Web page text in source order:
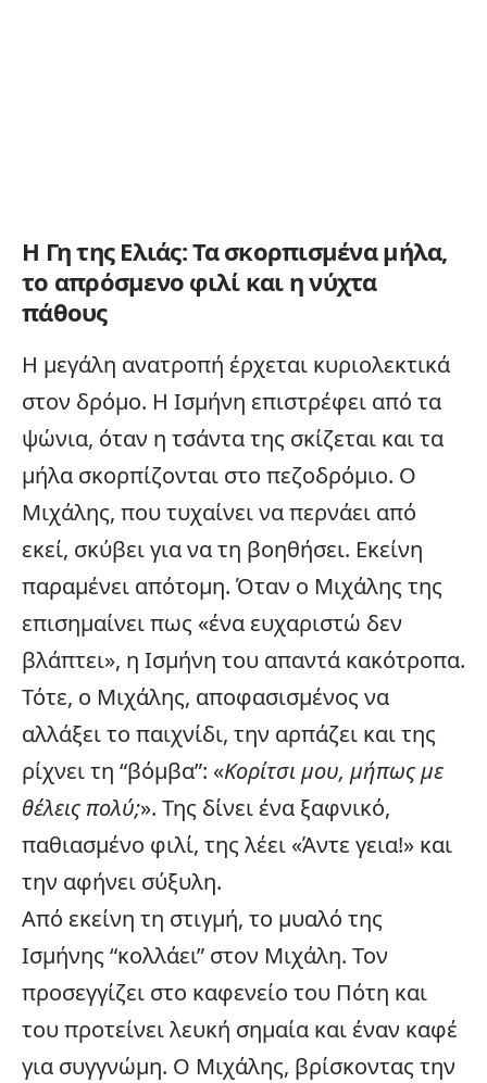
Η Γη της Ελιάς: Τα σκορπισμένα μήλα,
το απρόσμενο φιλί και η νύχτα
πάθους
Η μεγάλη ανατροπή έρχεται κυριολεκτικά
στον δρόμο. Η Ισμήνη επιστρέφει από τα
ψώνια, όταν η τσάντα της σκίζεται και τα
μήλα σκορπίζονται στο πεζοδρόμιο. Ο
Μιχάλης, που τυχαίνει να περνάει από
εκεί, σκύβει για να τη βοηθήσει. Εκείνη
παραμένει απότομη. Όταν ο Μιχάλης της
επισημαίνει πως «ένα ευχαριστώ δεν
βλάπτει», η Ισμήνη του απαντά κακότροπα.
Τότε, ο Μιχάλης, αποφασισμένος να
αλλάξει το παιχνίδι, την αρπάζει και της
ρίχνει τη “βόμβα”: «Κορίτσι μου, μήπως με
θέλεις πολύ;». Της δίνει ένα ξαφνικό,
παθιασμένο φιλί, της λέει «Άντε γεια!» και
την αφήνει σύξυλη.
Από εκείνη τη στιγμή, το μυαλό της
Ισμήνης “κολλάει” στον Μιχάλη. Τον
προσεγγίζει στο καφενείο του Πότη και
του προτείνει λευκή σημαία και έναν καφέ
για συγγνώμη. Ο Μιχάλης, βρίσκοντας την